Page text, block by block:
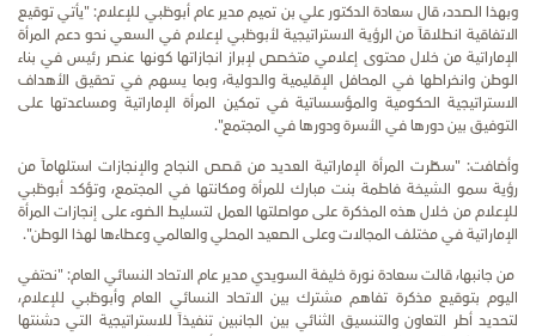
وبهذا الصدد، قال سعادة الدكتور علي بن تميم مدير عام أبوظبي للإعلام: "يأتي توقيع
الاتفاقية انطلاقاً من الرؤية الاستراتيجية لأبوظبي لإعلام في السعي نحو دعم المرأة
الإماراتية من خلال محتوى إعلامي متخصص لإبراز انجازاتها كونها عنصر رئيس في بناء
الوطن وانخراطها في المحافل الإقليمية والدولية، وبما يسهم في تحقيق الأهداف
الاستراتيجية الحكومية والمؤسساتية في تمكين المرأة الإماراتية ومساعدتها على
التوفيق بين دورها في الأسرة ودورها في المجتمع".
وأضافت: "سطّرت المرأة الإماراتية العديد من قصص النجاح والإنجازات استلهاماً من
رؤية سمو الشيخة فاطمة بنت مبارك للمرأة ومكانتها في المجتمع، وتؤكد أبوظبي
للإعلام من خلال هذه المذكرة على مواصلتها العمل لتسليط الضوء على إنجازات المرأة
الإماراتية في مختلف المجالات وعلى الصعيد المحلي والعالمي وعطاءها لهذا الوطن".
من جانبها، قالت سعادة نورة خليفة السويدي مدير عام الاتحاد النسائي العام: "نحتفي
اليوم بتوقيع مذكرة تفاهم مشترك بين الاتحاد النسائي العام وأبوظبي للإعلام،
لتحديد أطر التعاون والتنسيق الثنائي بين الجانبين تنفيذاً للاستراتيجية التي دشنتها